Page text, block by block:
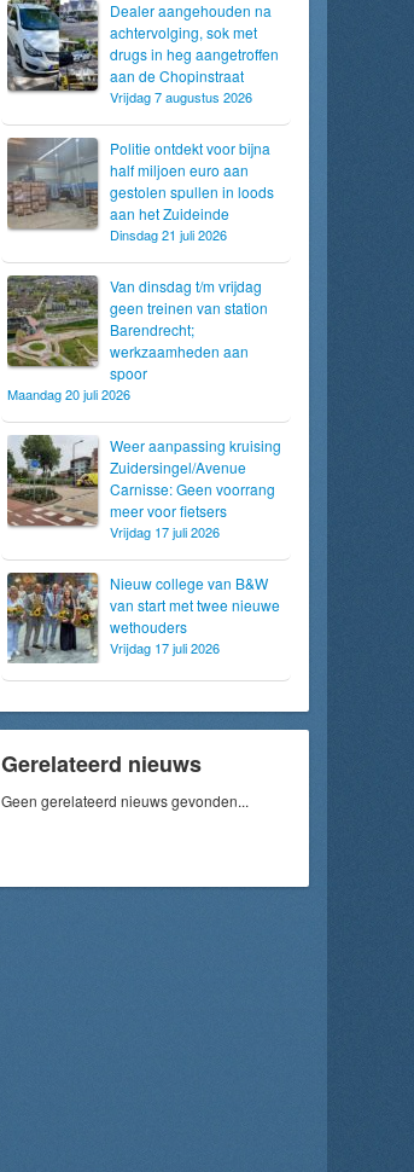
Dealer aangehouden na
achtervolging, sok met
drugs in heg aangetroffen
aan de Chopinstraat
Vrijdag 7 augustus 2026
Politie ontdekt voor bijna
half miljoen euro aan
gestolen spullen in loods
aan het Zuideinde
Dinsdag 21 juli 2026
Van dinsdag t/m vrijdag
geen treinen van station
Barendrecht;
werkzaamheden aan
spoor
Maandag 20 juli 2026
Weer aanpassing kruising
Zuidersingel/Avenue
Carnisse: Geen voorrang
meer voor fietsers
Vrijdag 17 juli 2026
Nieuw college van B&W
van start met twee nieuwe
wethouders
Vrijdag 17 juli 2026
Gerelateerd nieuws
Geen gerelateerd nieuws gevonden...